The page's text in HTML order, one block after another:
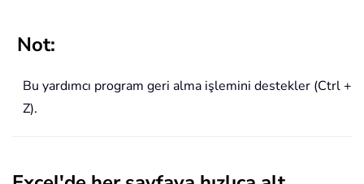
Not:
Bu yardımcı program geri alma işlemini destekler (Ctrl +
Z).